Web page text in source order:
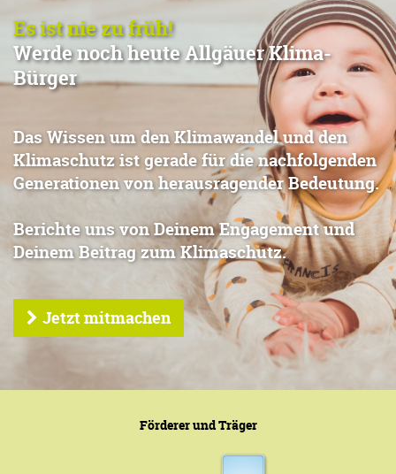
Es ist nie zu früh!
Werde noch heute Allgäuer Klima-
Bürger
Das Wissen um den Klimawandel und den
Klimaschutz ist gerade für die nachfolgenden
Generationen von herausragender Bedeutung.
Berichte uns von Deinem Engagement und
Deinem Beitrag zum Klimaschutz.
Jetzt mitmachen
Förderer und Träger